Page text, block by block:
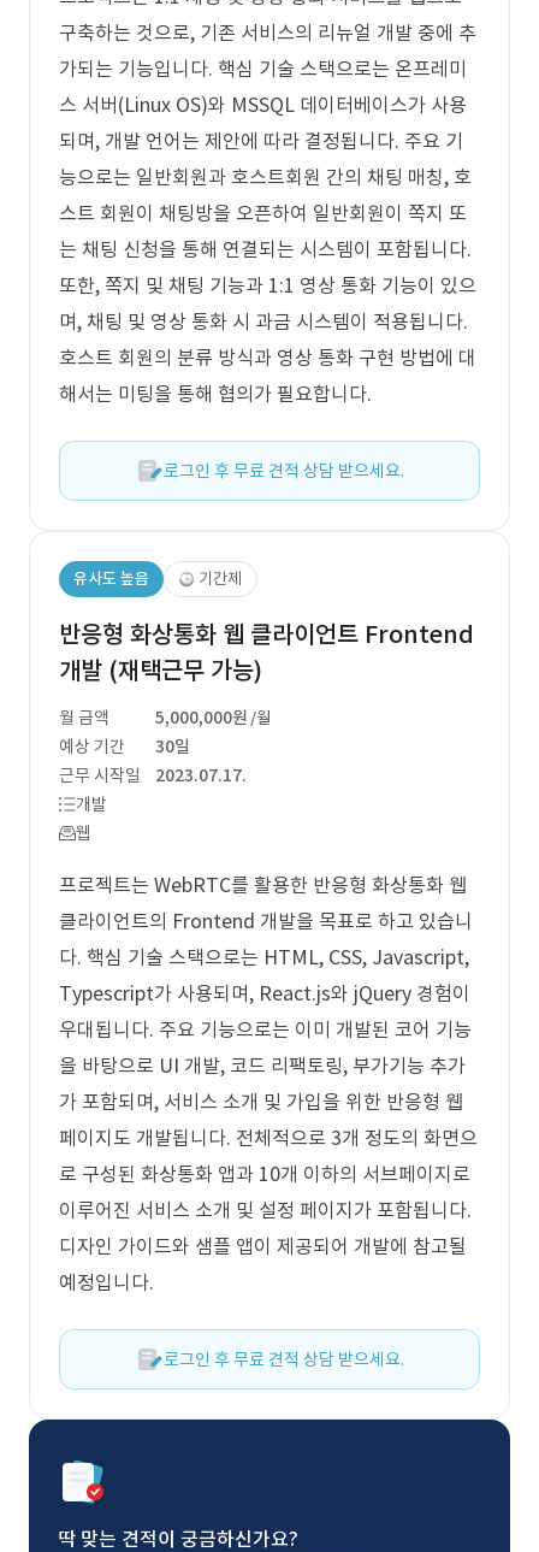
구축하는 것으로, 기존 서비스의 리뉴얼 개발 중에 추
가되는 기능입니다. 핵심 기술 스택으로는 온프레미
스 서버(Linux OS)와 MSSQL 데이터베이스가 사용
되며, 개발 언어는 제안에 따라 결정됩니다. 주요 기
능으로는 일반회원과 호스트회원 간의 채팅 매칭, 호
스트 회원이 채팅방을 오픈하여 일반회원이 쪽지 또
는 채팅 신청을 통해 연결되는 시스템이 포함됩니다.
또한, 쪽지 및 채팅 기능과 1:1 영상 통화 기능이 있으
며, 채팅 및 영상 통화 시 과금 시스템이 적용됩니다.
호스트 회원의 분류 방식과 영상 통화 구현 방법에 대
해서는 미팅을 통해 협의가 필요합니다.
로그인 후 무료 견적 상담 받으세요.
유사도 높음 기간제
반응형 화상통화 웹 클라이언트 Frontend
개발 (재택근무 가능)
월 금액 5,000,000원 /월
예상 기간
30일
근무 시작일
2023.07.17.
개발
웹
프로젝트는 WebRTC를 활용한 반응형 화상통화 웹
클라이언트의 Frontend 개발을 목표로 하고 있습니
다. 핵심 기술 스택으로는 HTML, CSS, Javascript,
Typescript가 사용되며, React.js와 jQuery 경험이
우대됩니다. 주요 기능으로는 이미 개발된 코어 기능
을 바탕으로 UI 개발, 코드 리팩토링, 부가기능 추가
가 포함되며, 서비스 소개 및 가입을 위한 반응형 웹
페이지도 개발됩니다. 전체적으로 3개 정도의 화면으
로 구성된 화상통화 앱과 10개 이하의 서브페이지로
이루어진 서비스 소개 및 설정 페이지가 포함됩니다.
디자인 가이드와 샘플 앱이 제공되어 개발에 참고될
예정입니다.
로그인 후 무료 견적 상담 받으세요.
딱 맞는 견적이 궁금하신가요?